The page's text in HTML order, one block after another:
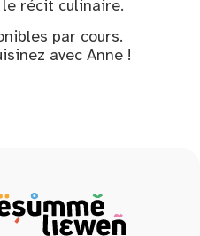
le récit culinaire.
par cours.
avec Anne !